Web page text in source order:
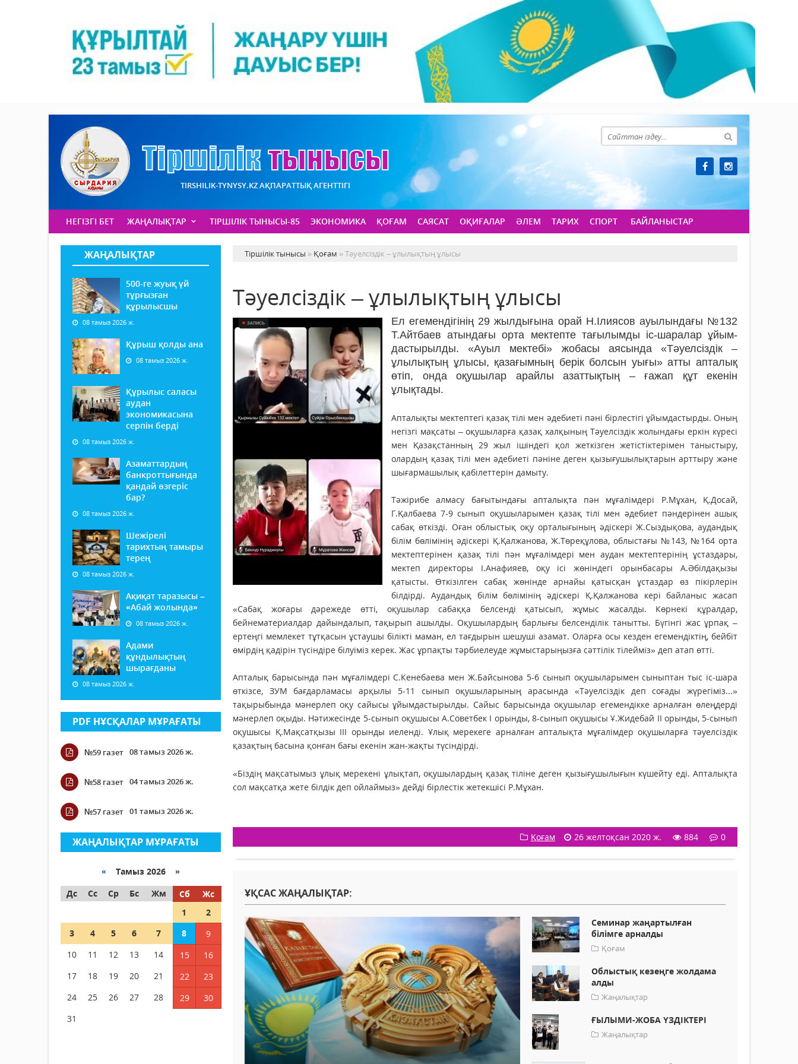
TIRSHILIK-TYNYSY.KZ АҚПАРАТТЫҚ АГЕНТТІГІ
НЕГІЗГІ БЕТ ЖАҢАЛЫҚТАР ТІРШІЛІК ТЫНЫСЫ-85 ЭКОНОМИКА ҚОҒАМ САЯСАТ ОҚИҒАЛАР ӘЛЕМ ТАРИХ СПОРТ БАЙЛАНЫСТАР
ЖАҢАЛЫҚТАР
500-ге жуық үй
тұрғызған
құрылысшы
08 тамыз 2026 ж.
Құрыш қолды ана
08 тамыз 2026 ж.
Құрылыс саласы
аудан
экономикасына
серпін берді
08 тамыз 2026 ж.
Азаматтардың
банкроттығында
қандай өзгеріс
бар?
08 тамыз 2026 ж.
Шежірелі
тарихтың тамыры
терең
08 тамыз 2026 ж.
Ақиқат таразысы –
«Абай жолында»
08 тамыз 2026 ж.
Адами
құндылықтың
шырағданы
08 тамыз 2026 ж.
PDF НҰСҚАЛАР МҰРАҒАТЫ
№59 газет 08 тамыз 2026 ж.
№58 газет 04 тамыз 2026 ж.
№57 газет 01 тамыз 2026 ж.
ЖАҢАЛЫҚТАР МҰРАҒАТЫ
« Тамыз 2026 »
Дс
Сс Ср Бс Жм Сб
Жс
1
2
3
4 5 6 7 8
9
10
11 12 13 14 15
16
17
18 19 20 21 22
23
24
25 26 27 28 29
30
31
Тіршілік тынысы » Қоғам » Тәуелсіздік – ұлылықтың ұлысы
Тәуелсіздік – ұлылықтың ұлысы
Ел егемендігінің 29 жылдығына орай Н.Ілиясов ауылындағы №132
Т.Айтбаев атындағы орта мектепте тағылымды іс-шаралар ұйым­
дастырылды. «Ауыл мектебі» жобасы аясында «Тәуелсіздік –
ұлылықтың ұлысы, қазағымның берік болсын уығы» атты апталық
өтіп, онда оқушылар арайлы азаттықтың – ғажап құт екенін
ұлықтады.
Апталықты мектептегі қазақ тілі мен әдебиеті пәні бірлестігі ұйымдастырды. Оның
негізгі мақсаты – оқушыларға қазақ халқының Тәуелсіздік жолындағы еркін күресі
мен Қазақстанның 29 жыл ішіндегі қол жеткізген жетістіктерімен таныстыру,
олардың қазақ тілі мен әдебиеті пәніне деген қызығушылықтарын арттыру және
шығармашылық қабілеттерін дамыту.
Тәжірибе алмасу бағытындағы апта­лықта пән мұғалімдері Р.Мұхан, Қ.Досай,
Г.Қалбаева 7-9 сынып оқушы­ларымен қа­зақ тілі мен әдебиет пәнде­рінен ашық
сабақ өткізді. Оған облыстық оқу орта­лы­ғының әдіскері Ж.Сыздықова, аудан­дық
білім бөлімінің әдіскері Қ.Қал­жанова, Ж.Төреқұлова, облыстағы №143, №164 орта
мектептерінен қазақ тілі пән мұғалімдері мен аудан мектеп­тері­нің ұстаздары,
мектеп директоры І.Анафияев, оқу ісі жөніндегі орынбасары А.Әбілдақызы
қатысты. Өткізілген сабақ жөнінде арнайы қатысқан ұстаздар өз пікірлерін
білдірді. Аудандық білім бөлімінің әдіскері Қ.Қалжанова кері байланыс жасап
«Сабақ жоғары дәрежеде өтті, оқушылар сабаққа белсенді қа­тысып, жұмыс жасалды. Көрнекі құрал­дар,
бейнематериалдар дайындалып, тақырып ашылды. Оқушылардың бар­лығы бел­сенділік танытты. Бүгінгі жас ұрпақ –
ертеңгі мемлекет тұтқасын ұс­таушы білікті маман, ел тағдырын ше­шуші азамат. Оларға осы кезден еге­мен­діктің, бейбіт
өмірдің қадірін түсіндіре білуіміз керек. Жас ұрпақты тәрбиелеуде жұмыс­тарыңызға сәттілік тілейміз» деп атап өтті.
Апталық барысында пән мұғалімдері С.Кенебаева мен Ж.Байсынова 5-6 сынып оқушыларымен сыныптан тыс іс-шара
өткізсе, ЗУМ бағдарламасы арқылы 5-11 сынып оқушыларының арасында «Тәуелсіздік деп соғады жүрегіміз...»
тақырыбында мәнерлеп оқу сайысы ұйымдастырылды. Сайыс барысында оқушылар егемендікке арналған өлеңдерді
мәнерлеп оқыды. Нәтижесінде 5-сынып оқушысы А.Советбек І орынды, 8-сынып оқушысы Ұ.Жидебай ІІ орынды, 5-сынып
оқушысы Қ.Мақсатқызы ІІІ орынды иеленді. Ұлық мерекеге арналған апталықта мұғалімдер оқушыларға тәу­елсіздік
қазақтың басына қонған бағы екенін жан-жақты түсіндірді.
«Біздің мақсатымыз ұлық мерекені ұлықтап, оқушылардың қазақ тіліне деген қызығушылығын күшейту еді. Апталықта
сол мақсатқа жете білдік деп ойлаймыз» дейді бірлестік жетекшісі Р.Мұхан.
Қоғам 26 желтоқсан 2020 ж. 884 0
ҰҚСАС ЖАҢАЛЫҚТАР:
Семинар жаңартылған
білімге арналды
Қоғам
Облыстық кезеңге жолдама
алды
Жаңалықтар
ҒЫЛЫМИ-ЖОБА ҮЗДІКТЕРІ
Жаңалықтар